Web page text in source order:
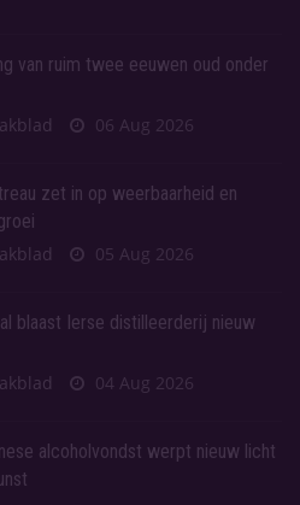
van ruim twee eeuwen oud onder
06 Aug 2026
zet in op weerbaarheid en
05 Aug 2026
blaast Ierse distilleerderij nieuw
04 Aug 2026
alcoholvondst werpt nieuw licht